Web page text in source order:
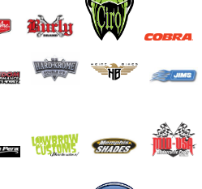
- RISERS PULLBACK
HAUTEUR : 114MM -
PULLBACK - HAUTEUR 4.5" -
DRAG SPECIALTIES - PULLBACK
- HAUTEUR 4.5" / 11.5MM - NOIR
- ATTACHE RAPIDE A
RIVETER - O-RING -
DRAG SPECIALTIES -